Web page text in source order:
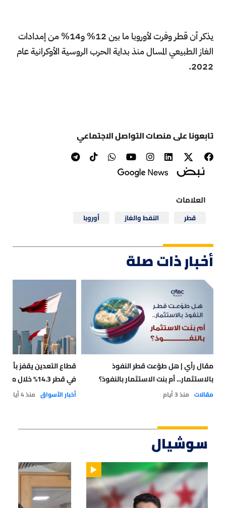
يذكر أن قطر وفرت لأوروبا ما بين 12% و14% من إمدادات
الغاز الطبيعي المسال منذ بداية الحرب الروسية الأوكرانية عام
2022.
تابعونا على منصات التواصل الاجتماعي
العلامات
قطر النفط والغاز أوروبا
أخبار ذات صلة
مقال رأي | هل طوّعت قطر النفوذ
بالاستثمار... أم بنت الاستثمار بالنفوذ؟
مقالات منذ 3 أيام
قطاع التعدين يقفز
في قطر 14.3% خلال مايو 2026
أخبار الأسواق منذ 4 أيام
سوشيال